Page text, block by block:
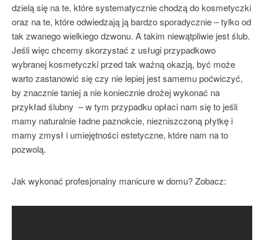
dzielą się na te, które systematycznie chodzą do kosmetyczki
oraz na te, które odwiedzają ją bardzo sporadycznie – tylko od
tak zwanego wielkiego dzwonu. A takim niewątpliwie jest ślub.
Jeśli więc chcemy skorzystać z usługi przypadkowo
wybranej kosmetyczki przed tak ważną okazją, być może
warto zastanowić się czy nie lepiej jest samemu poćwiczyć,
by znacznie taniej a nie koniecznie drożej wykonać na
przykład ślubny – w tym przypadku opłaci nam się to jeśli
mamy naturalnie ładne paznokcie, niezniszczoną płytkę i
mamy zmysł i umiejętności estetyczne, które nam na to
pozwolą.
Jak wykonać profesjonalny manicure w domu? Zobacz: